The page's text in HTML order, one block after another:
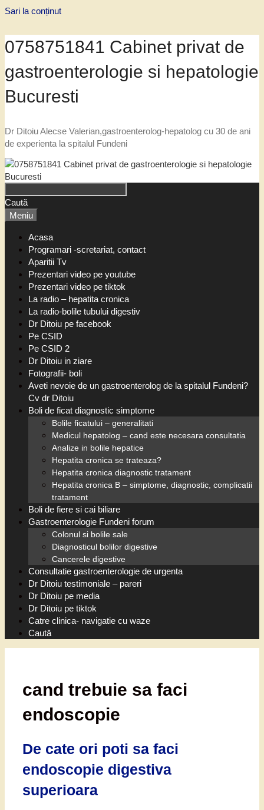
Sari la conținut
0758751841 Cabinet privat de
gastroenterologie si hepatologie
Bucuresti
Dr Ditoiu Alecse Valerian,gastroenterolog-hepatolog cu 30 de ani
de experienta la spitalul Fundeni
Caută
Meniu
Acasa
Programari -scretariat, contact
Aparitii Tv
Prezentari video pe youtube
Prezentari video pe tiktok
La radio – hepatita cronica
La radio-bolile tubului digestiv
Dr Ditoiu pe facebook
Pe CSID
Pe CSID 2
Dr Ditoiu in ziare
Fotografii- boli
Aveti nevoie de un gastroenterolog de la spitalul Fundeni?
Cv dr Ditoiu
Boli de ficat diagnostic simptome
Bolile ficatului – generalitati
Medicul hepatolog – cand este necesara consultatia
Analize in bolile hepatice
Hepatita cronica se trateaza?
Hepatita cronica diagnostic tratament
Hepatita cronica B – simptome, diagnostic, complicatii
tratament
Boli de fiere si cai biliare
Gastroenterologie Fundeni forum
Colonul si bolile sale
Diagnosticul bolilor digestive
Cancerele digestive
Consultatie gastroenterologie de urgenta
Dr Ditoiu testimoniale – pareri
Dr Ditoiu pe media
Dr Ditoiu pe tiktok
Catre clinica- navigatie cu waze
Caută
cand trebuie sa faci
endoscopie
De cate ori poti sa faci
endoscopie digestiva
superioara